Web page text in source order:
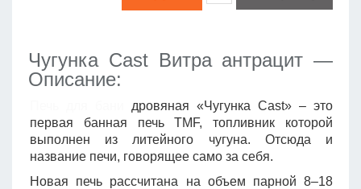
Чугунка Cast Витра антрацит —
Описание:
дровяная «Чугунка Cast» – это
первая банная печь TMF, топливник которой
выполнен из литейного чугуна. Отсюда и
название печи, говорящее само за себя.
Новая печь рассчитана на объем парной 8–18